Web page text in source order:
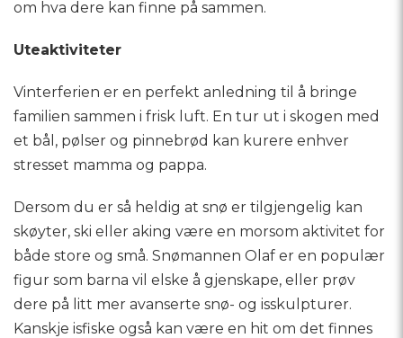
om hva dere kan finne på sammen.
Uteaktiviteter
Vinterferien er en perfekt anledning til å bringe
familien sammen i frisk luft. En tur ut i skogen med
et bål, pølser og pinnebrød kan kurere enhver
stresset mamma og pappa.
Dersom du er så heldig at snø er tilgjengelig kan
skøyter, ski eller aking være en morsom aktivitet for
både store og små. Snømannen Olaf er en populær
figur som barna vil elske å gjenskape, eller prøv
dere på litt mer avanserte snø- og isskulpturer.
Kanskje isfiske også kan være en hit om det finnes